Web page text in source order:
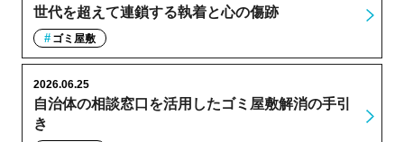
世代を超えて連鎖する執着と心の傷跡
ゴミ屋敷
自治体の相談窓口を活用したゴミ屋敷解消の手引
き
2026.06.25